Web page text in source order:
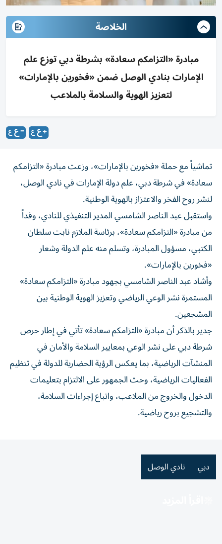
الخلاصة
مبادرة «التزامكم سعادة» بشرطة دبي توزع علم
الإمارات بنادي الوصل ضمن «فخورين بالإمارات»
لتعزيز الهوية والسلامة بالملاعب
تماشياً مع حملة «فخورين بالإمارات»، وزعت مبادرة «التزامكم
سعادة» في شرطة دبي، علم دولة الإمارات في نادي الوصل،
لنشر روح الفخر والاعتزاز بالهوية الوطنية.
واستقبل عبد الناصر الشامسي المدير التنفيذي للنادي، وفداً
من مبادرة «التزامكم سعادة»، برئاسة الملازم نابت سلطان
الكتبي، مسؤول المبادرة، وتسلم منه علم الدولة وشعار
«فخورين بالإمارات».
وأشاد عبد الناصر الشامسي بجهود مبادرة «التزامكم سعادة»
المستمرة نشر الوعي الرياضي وتعزيز الهوية الوطنية بين
المشجعين.
جدير بالذكر أن مبادرة «التزامكم سعادة» تأتي في إطار حرص
شرطة دبي على نشر الوعي بمعايير السلامة والأمان في
المنشآت الرياضية، بما يعكس الرؤية الحضارية للدولة في تنظيم
الفعاليات الرياضية، وحث الجمهور على الالتزام بتعليمات
الدخول والخروج من الملاعب، واتباع إجراءات السلامة،
والتشجيع بروح رياضية.
دبي نادي الوصل